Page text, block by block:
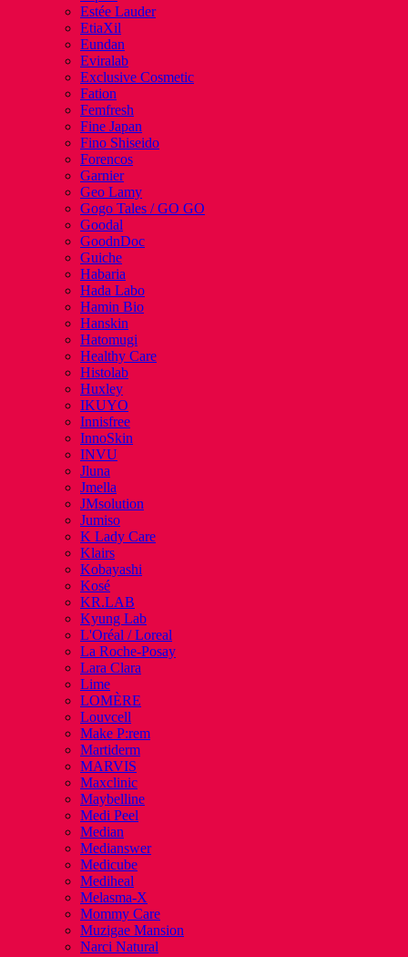
Estée Lauder
EtiaXil
Eundan
Eviralab
Exclusive Cosmetic
Fation
Femfresh
Fine Japan
Fino Shiseido
Forencos
Garnier
Geo Lamy
Gogo Tales / GO GO
Goodal
GoodnDoc
Guiche
Habaria
Hada Labo
Hamin Bio
Hanskin
Hatomugi
Healthy Care
Histolab
Huxley
IKUYO
Innisfree
InnoSkin
INVU
Jluna
Jmella
JMsolution
Jumiso
K Lady Care
Klairs
Kobayashi
Kosé
KR.LAB
Kyung Lab
L'Oréal / Loreal
La Roche-Posay
Lara Clara
Lime
LOMÈRE
Louvcell
Make P:rem
Martiderm
MARVIS
Maxclinic
Maybelline
Medi Peel
Median
Medianswer
Medicube
Mediheal
Melasma-X
Mommy Care
Muzigae Mansion
Narci Natural